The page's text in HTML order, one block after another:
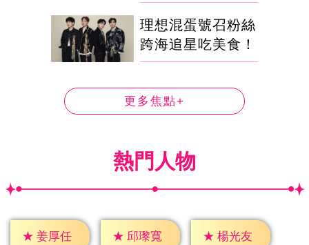
理想混蛋號召粉絲
跨海追星吃美食！
更多焦點+
熱門人物
★ 姜厚任 ★ 邱瓈寬 ★ 楊光友